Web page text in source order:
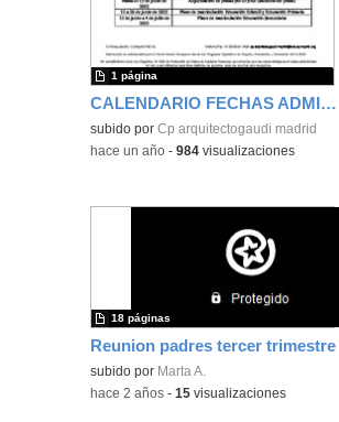
CALENDARIO FECHAS ADMISIÓN 2024/25
subido porCp arquitectogaudi madrid
1 página
-hace un año -984 visualizaciones
Reunion padres tercer trimestre
subido por Marta A.
18 páginas
-hace 2 años -15 visualizaciones